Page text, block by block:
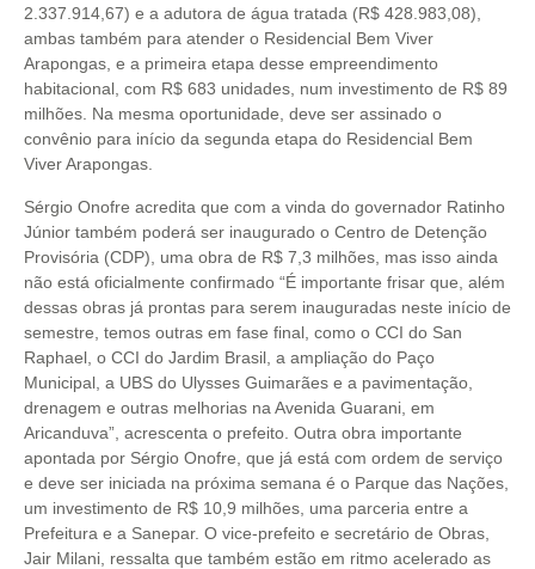
2.337.914,67) e a adutora de água tratada (R$ 428.983,08),
ambas também para atender o Residencial Bem Viver
Arapongas, e a primeira etapa desse empreendimento
habitacional, com R$ 683 unidades, num investimento de R$ 89
milhões. Na mesma oportunidade, deve ser assinado o
convênio para início da segunda etapa do Residencial Bem
Viver Arapongas.
Sérgio Onofre acredita que com a vinda do governador Ratinho
Júnior também poderá ser inaugurado o Centro de Detenção
Provisória (CDP), uma obra de R$ 7,3 milhões, mas isso ainda
não está oficialmente confirmado “É importante frisar que, além
dessas obras já prontas para serem inauguradas neste início de
semestre, temos outras em fase final, como o CCI do San
Raphael, o CCI do Jardim Brasil, a ampliação do Paço
Municipal, a UBS do Ulysses Guimarães e a pavimentação,
drenagem e outras melhorias na Avenida Guarani, em
Aricanduva”, acrescenta o prefeito. Outra obra importante
apontada por Sérgio Onofre, que já está com ordem de serviço
e deve ser iniciada na próxima semana é o Parque das Nações,
um investimento de R$ 10,9 milhões, uma parceria entre a
Prefeitura e a Sanepar. O vice-prefeito e secretário de Obras,
Jair Milani, ressalta que também estão em ritmo acelerado as